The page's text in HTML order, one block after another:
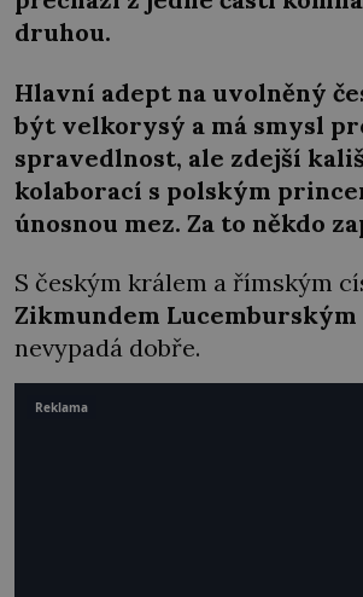
druhou.
Hlavní adept na uvolněný
být velkorysý a má smysl
spravedlnost, ale zdejší
kolaborací s polským
únosnou mez. Za to někdo
S českým králem a římským
Zikmundem Lucemburským
nevypadá dobře.
Reklama